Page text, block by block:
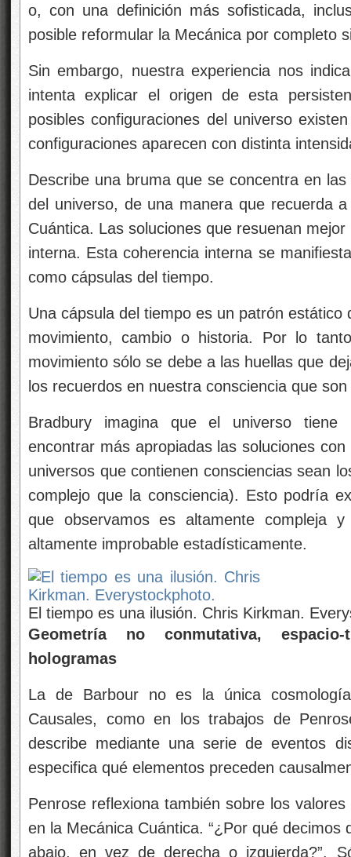
o, con una definición más sofisticada,
posible reformular la Mecánica por completo
Sin embargo, nuestra experiencia nos
intenta explicar el origen de esta
posibles configuraciones del universo
configuraciones aparecen con distinta
Describe una bruma que se concentra en
del universo, de una manera que recuerda
Cuántica. Las soluciones que resuenan
interna. Esta coherencia interna se
como cápsulas del tiempo.
Una cápsula del tiempo es un patrón
movimiento, cambio o historia. Por lo
movimiento sólo se debe a las huellas que
los recuerdos en nuestra consciencia que
Bradbury imagina que el universo tiene
encontrar más apropiadas las soluciones
universos que contienen consciencias sean
complejo que la consciencia). Esto podría
que observamos es altamente compleja
altamente improbable estadísticamente.
El tiempo es una ilusión. Chris Kirkman.
Geometría no conmutativa,
hologramas
La de Barbour no es la única
Causales, como en los trabajos de
describe mediante una serie de eventos
especifica qué elementos preceden
Penrose reflexiona también sobre los
en la Mecánica Cuántica. “¿Por qué decimos
abajo, en vez de derecha o izquierda?”.